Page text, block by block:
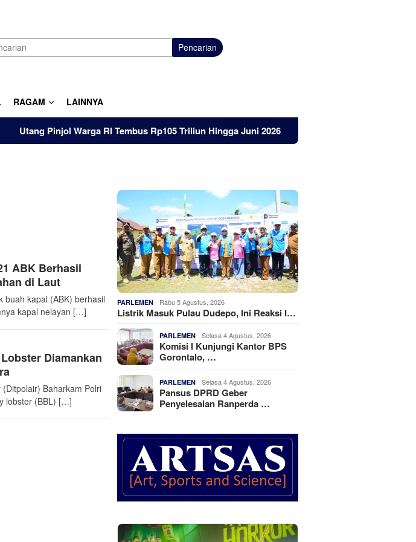
Pencarian
RAGAM LAINNYA
Pinjol Warga RI Tembus Rp105 Triliun Hingga Juni 2026
ABK Berhasil
di Laut
buah kapal (ABK) berhasil
kapal nelayan […]
Diamankan
(Ditpolair) Baharkam Polri
lobster (BBL) […]
PARLEMEN Rabu 5 Agustus, 2026
Listrik Masuk Pulau Dudepo, Ini Reaksi I…
PARLEMEN Selasa 4 Agustus, 2026
Komisi I Kunjungi Kantor BPS
Gorontalo, …
PARLEMEN Selasa 4 Agustus, 2026
Pansus DPRD Geber
Penyelesaian Ranperda …